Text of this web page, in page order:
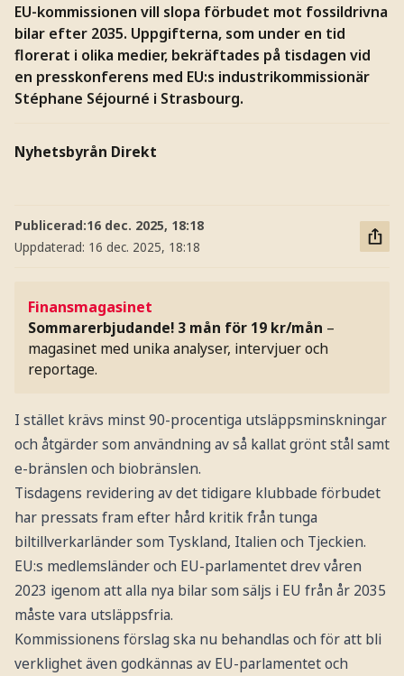
EU-kommissionen vill slopa förbudet mot fossildrivna
bilar efter 2035. Uppgifterna, som under en tid
florerat i olika medier, bekräftades på tisdagen vid
en presskonferens med EU:s industrikommissionär
Stéphane Séjourné i Strasbourg.
Nyhetsbyrån Direkt
Publicerad:16 dec. 2025, 18:18
Uppdaterad: 16 dec. 2025, 18:18
Finansmagasinet
Sommarerbjudande! 3 mån för 19 kr/mån –
magasinet med unika analyser, intervjuer och
reportage.
I stället krävs minst 90-procentiga utsläppsminskningar
och åtgärder som användning av så kallat grönt stål samt
e-bränslen och biobränslen.
Tisdagens revidering av det tidigare klubbade förbudet
har pressats fram efter hård kritik från tunga
biltillverkarländer som Tyskland, Italien och Tjeckien.
EU:s medlemsländer och EU-parlamentet drev våren
2023 igenom att alla nya bilar som säljs i EU från år 2035
måste vara utsläppsfria.
Kommissionens förslag ska nu behandlas och för att bli
verklighet även godkännas av EU-parlamentet och